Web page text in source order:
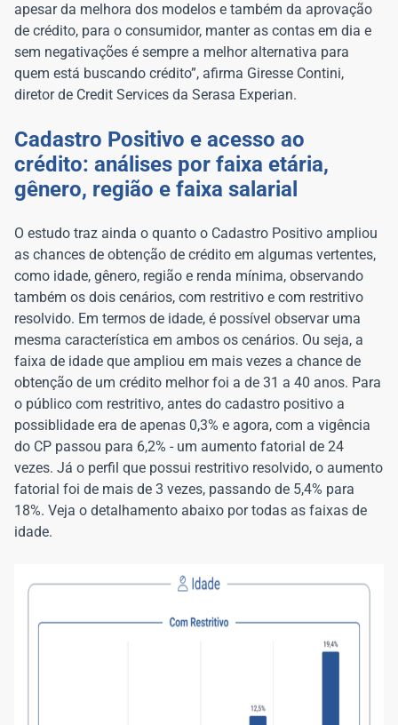
apesar da melhora dos modelos e também da aprovação
de crédito, para o consumidor, manter as contas em dia e
sem negativações é sempre a melhor alternativa para
quem está buscando crédito”, afirma Giresse Contini,
diretor de Credit Services da Serasa Experian.
Cadastro Positivo e acesso ao
crédito: análises por faixa etária,
gênero, região e faixa salarial
O estudo traz ainda o quanto o Cadastro Positivo ampliou
as chances de obtenção de crédito em algumas vertentes,
como idade, gênero, região e renda mínima, observando
também os dois cenários, com restritivo e com restritivo
resolvido. Em termos de idade, é possível observar uma
mesma característica em ambos os cenários. Ou seja, a
faixa de idade que ampliou em mais vezes a chance de
obtenção de um crédito melhor foi a de 31 a 40 anos. Para
o público com restritivo, antes do cadastro positivo a
possiblidade era de apenas 0,3% e agora, com a vigência
do CP passou para 6,2% - um aumento fatorial de 24
vezes. Já o perfil que possui restritivo resolvido, o aumento
fatorial foi de mais de 3 vezes, passando de 5,4% para
18%. Veja o detalhamento abaixo por todas as faixas de
idade.